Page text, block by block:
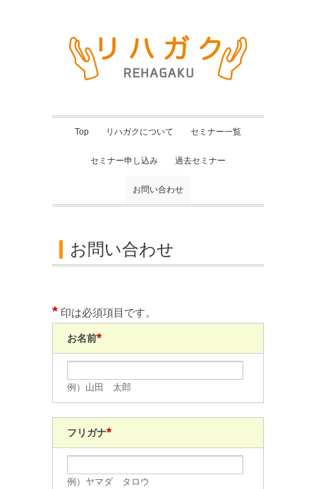
Top リハガクについて セミナー一覧
セミナー申し込み 過去セミナー
お問い合わせ
お問い合わせ
* 印は必須項目です。
お名前*
例）山田 太郎
フリガナ*
例）ヤマダ タロウ